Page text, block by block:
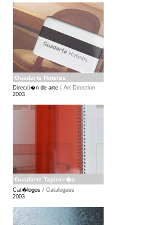
Guadarte Hoteles
Direcci�n de arte / Art Direction
2003
Guadarte Tapicer�a
Cat�logos / Catalogues
2003